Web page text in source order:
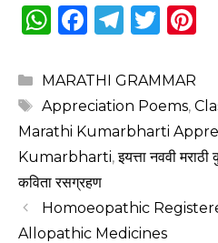
W
a
ts
A
p
p
F
c
e
b
o
o
k
T
e
g
ra
m
T
it
te
r
Categories
MARATHI GRAMMAR
Tags
Appreciation Poems,
Marathi Kumarbharti
Kumarbharti,इयत्ता नववी
कविता रसग्रहण
Homoeopathic
Allopathic Medicines